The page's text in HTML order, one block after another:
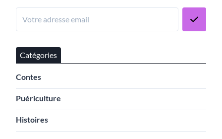
Catégories
Contes
Puériculture
Histoires